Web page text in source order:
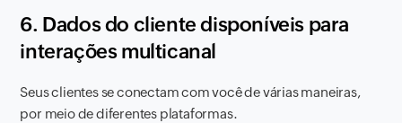
6. Dados do cliente disponíveis para
interações multicanal
Seus clientes se conectam com você de várias maneiras,
por meio de diferentes plataformas.